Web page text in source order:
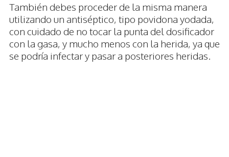
También debes proceder de la misma manera
utilizando un antiséptico, tipo povidona yodada,
con cuidado de no tocar la punta del dosificador
con la gasa, y mucho menos con la herida, ya que
se podría infectar y pasar a posteriores heridas.